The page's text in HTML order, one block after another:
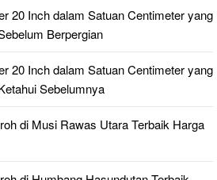
20 Inch dalam Satuan Centimeter yang
Berpergian
20 Inch dalam Satuan Centimeter yang
Sebelumnya
di Musi Rawas Utara Terbaik Harga